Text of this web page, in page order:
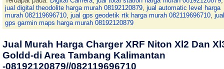
jual digital theodolite harga murah 08192120879, jual automatic level harga
murah 082119696710, jual gps geodetik rtk harga murah 082119696710, jual
gps garmin maps harga murah 08192120879
Jual Murah Harga Charger XRF Niton Xl2 Dan
Goldd-di Area Tambang Kalimantan
-08192120879//082119696710